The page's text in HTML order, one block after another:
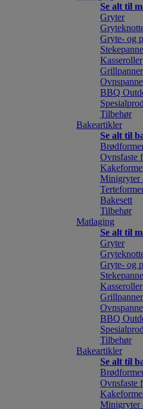
Se alt til
Gryter
Gryte- og
Kasseroller
Grillpanner
BBQ
Tilbehør
Bakeartikler
Se alt til
Ovnsfaste
Minigryter
Bakesett
Tilbehør
Matlaging
Se alt til
Gryter
Gryte- og
Kasseroller
Grillpanner
BBQ
Tilbehør
Bakeartikler
Se alt til
Ovnsfaste
Minigryter